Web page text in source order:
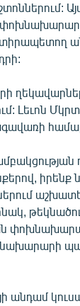
Լեւոն
իրենք
անդամ